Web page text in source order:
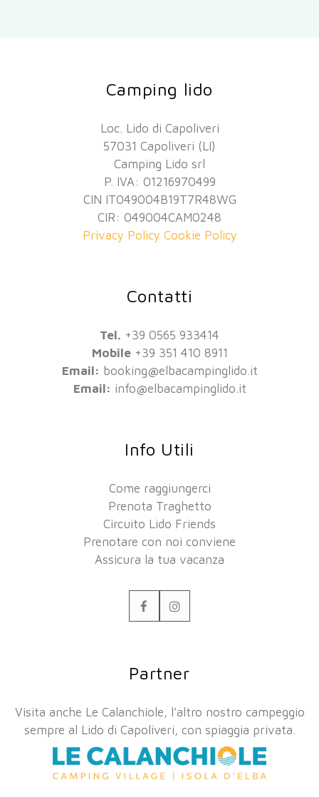
Camping lido
Loc. Lido di Capoliveri
57031 Capoliveri (LI)
Camping Lido srl
P. IVA: 01216970499
CIN IT049004B19T7R48WG
CIR: 049004CAM0248
Privacy Policy Cookie Policy
Contatti
Tel. +39 0565 933414
Mobile +39 351 410 8911
Email: booking@elbacampinglido.it
Email: info@elbacampinglido.it
Info Utili
Come raggiungerci
Prenota Traghetto
Circuito Lido Friends
Prenotare con noi conviene
Assicura la tua vacanza
FacebookInstagram
Partner
Visita anche Le Calanchiole, l’altro nostro campeggio
sempre al Lido di Capoliveri, con spiaggia privata.